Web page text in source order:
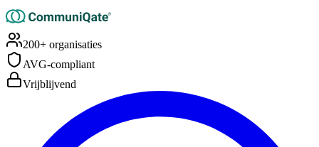
200+ organisaties
AVG-compliant
Vrijblijvend